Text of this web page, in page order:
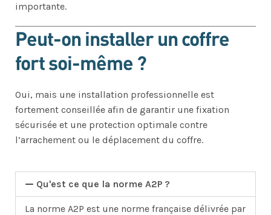
importante.
Peut-on installer un coffre
fort soi-même ?
Oui, mais une installation professionnelle est
fortement conseillée afin de garantir une fixation
sécurisée et une protection optimale contre
l’arrachement ou le déplacement du coffre.
Qu'est ce que la norme A2P ?
La norme A2P est une norme française délivrée par